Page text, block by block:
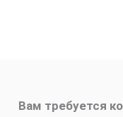
Вам требуется